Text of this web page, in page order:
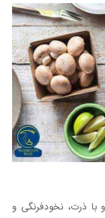
با ذرت، نخودفرنگی و